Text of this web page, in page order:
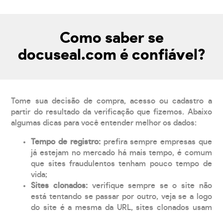
Como saber se
docuseal.com é confiável?
Tome sua decisão de compra, acesso ou cadastro a
partir do resultado da verificação que fizemos. Abaixo
algumas dicas para você entender melhor os dados:
Tempo de registro: prefira sempre empresas que
já estejam no mercado há mais tempo, é comum
que sites fraudulentos tenham pouco tempo de
vida;
Sites clonados: verifique sempre se o site não
está tentando se passar por outro, veja se a logo
do site é a mesma da URL, sites clonados usam